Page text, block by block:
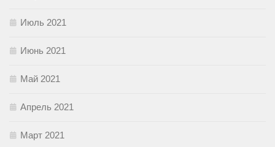
Июль 2021
Июнь 2021
Май 2021
Апрель 2021
Март 2021